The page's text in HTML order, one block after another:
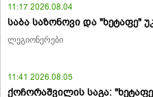
11:17 2026.08.04
საბა საზონოვი და "ხეტაფე"
ლეგიონერები
11:41 2026.08.05
ქოჩორაშვილის საგა: